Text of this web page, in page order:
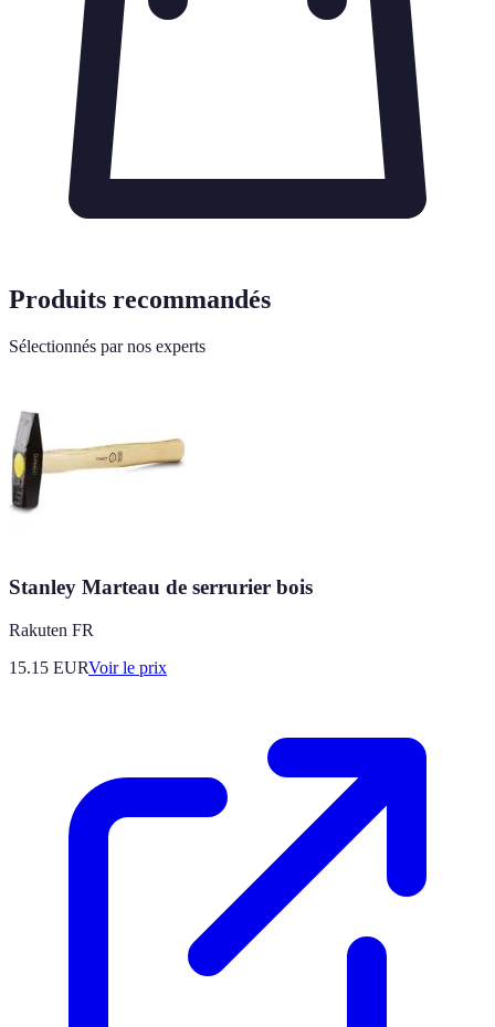
Produits recommandés
Sélectionnés par nos experts
Stanley Marteau de serrurier bois
Rakuten FR
15.15 EURVoir le prix